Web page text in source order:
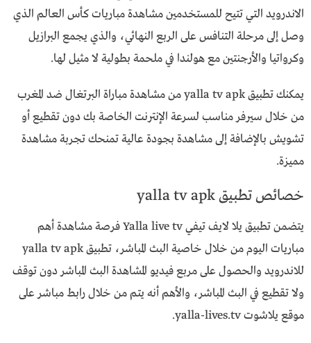
الاندرويد التي تتيح للمستخدمين مشاهدة مباريات كأس العالم الذي
وصل إلى مرحلة التنافس على الربع النهائي، والذي يجمع البرازيل
وكرواتيا والأرجنتين مع هولندا في ملحمة بطولية لا مثيل لها.
يمكنك تطبيق yalla tv apk من مشاهدة مباراة البرتغال ضد المغرب
من خلال سيرفر مناسب لسرعة الإنترنت الخاصة بك دون تقطيع أو
تشويش بالإضافة إلى مشاهدة بجودة عالية تمنحك تجربة مشاهدة
مميزة.
خصائص تطبيق yalla tv apk
يتضمن تطبيق يلا لايف تيفي Yalla live tv فرصة مشاهدة أهم
مباريات اليوم من خلال خاصية البث المباشر، تطبيق yalla tv apk
للاندرويد والحصول على مربع فيديو المشاهدة البث المباشر دون توقف
ولا تقطيع في البث المباشر، والأهم أنه يتم من خلال رابط مباشر على
موقع يلاشوت yalla-lives.tv.